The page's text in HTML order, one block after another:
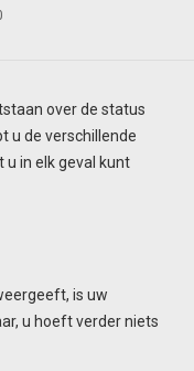
over de status
u de verschillende
u in elk geval kunt
is uw
u hoeft verder niets